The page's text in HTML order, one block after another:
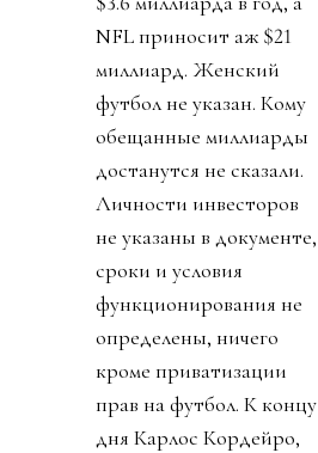
NFL приносит аж $21
миллиард. Женский
футбол не указан. Кому
обещанные миллиарды
достанутся не сказали.
Личности инвесторов
не указаны в документе,
сроки и условия
функционирования не
определены, ничего
кроме приватизации
прав на футбол. К концу
дня Карлос Кордейро,